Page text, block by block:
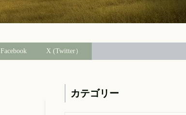
Facebook X (Twitter）
カテゴリー